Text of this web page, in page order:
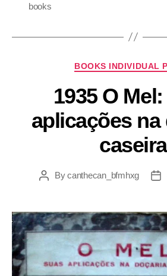
books
BOOKS INDIVIDUAL
1935 O
aplicações na
caseira
Bycanthecan_bfmhxg